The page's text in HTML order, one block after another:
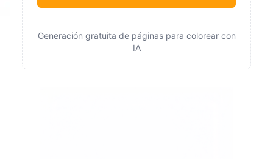
Generación gratuita de páginas para colorear con
IA